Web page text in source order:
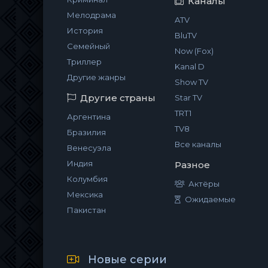
Мелодрама
История
Семейный
Триллер
Другие жанры
Другие страны
Аргентина
Бразилия
Венесуэла
Индия
Колумбия
Мексика
Пакистан
ATV
BluTV
Now (Fox)
Kanal D
Show TV
Star TV
TRT1
TV8
Все каналы
Разное
Актёры
Ожидаемые
Новые серии